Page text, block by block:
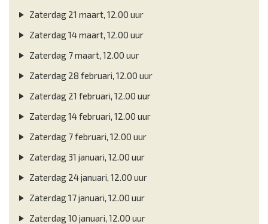
Zaterdag 21 maart, 12.00 uur
Zaterdag 14 maart, 12.00 uur
Zaterdag 7 maart, 12.00 uur
Zaterdag 28 februari, 12.00 uur
Zaterdag 21 februari, 12.00 uur
Zaterdag 14 februari, 12.00 uur
Zaterdag 7 februari, 12.00 uur
Zaterdag 31 januari, 12.00 uur
Zaterdag 24 januari, 12.00 uur
Zaterdag 17 januari, 12.00 uur
Zaterdag 10 januari, 12.00 uur